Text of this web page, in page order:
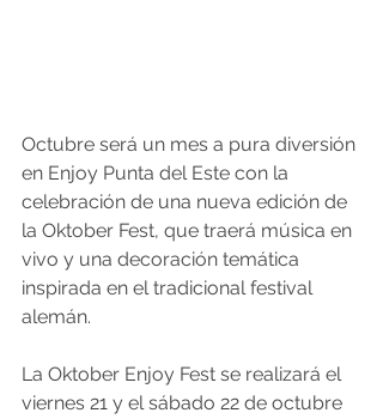
Octubre será un mes a pura diversión
en Enjoy Punta del Este con la
celebración de una nueva edición de
la Oktober Fest, que traerá música en
vivo y una decoración temática
inspirada en el tradicional festival
alemán.
La Oktober Enjoy Fest se realizará el
viernes 21 y el sábado 22 de octubre